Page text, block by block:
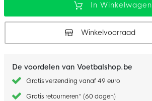
In Winkelwagen
Winkelvoorraad
De voordelen van Voetbalshop.be
Gratis verzending vanaf 49 euro
Gratis retourneren* (60 dagen)